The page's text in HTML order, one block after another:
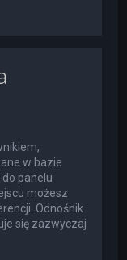
w bazie
panelu
możesz
Odnośnik
się zazwyczaj